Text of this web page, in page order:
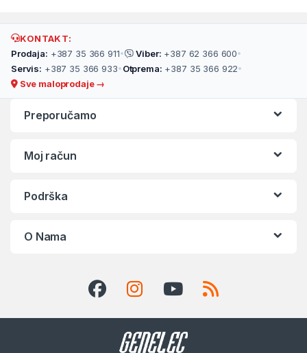
KONTAKT:
Prodaja: +387 35 366 911• Viber: +387 62 366 600•
Servis: +387 35 366 933• Otprema: +387 35 366 922•
Sve maloprodaje →
Preporučamo
Moj račun
Podrška
O Nama